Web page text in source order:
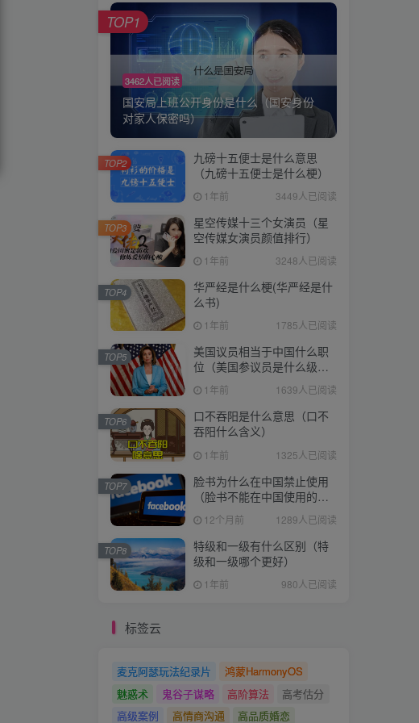
3462人已阅读
国安局上班公开身份是什么（国安身份
对家人保密吗）
TOP1
九磅十五便士是什么意思
（九磅十五便士是什么梗）
1年前 3449人已阅读
TOP2
星空传媒十三个女演员（星
空传媒女演员颜值排行）
1年前 3248人已阅读
TOP3
华严经是什么梗(华严经是什
么书)
1年前 1785人已阅读
TOP4
美国议员相当于中国什么职
位（美国参议员是什么级
别）1年前 1639人已阅读
TOP5
口不吞阳是什么意思（口不
吞阳什么含义）
1年前 1325人已阅读
TOP6
脸书为什么在中国禁止使用
（脸书不能在中国使用的原
12个月前 1289人已阅读
TOP7
特级和一级有什么区别（特
级和一级哪个更好）
1年前 980人已阅读
TOP8
标签云
麦克阿瑟玩法纪录片
鸿蒙HarmonyOS
魅惑术
鬼谷子谋略 高阶算法
高考估分
高级案例
高情商沟通 高品质婚恋